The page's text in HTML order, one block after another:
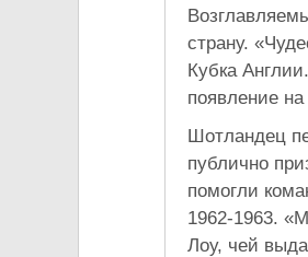
страну.
Кубка
появление
Шотландец
публично
помогли
1962-1963.
Лоу, чей